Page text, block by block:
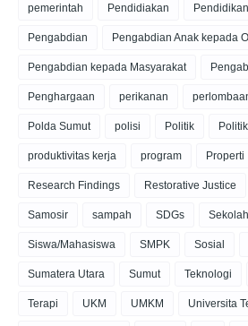
pemerintah Pendidiakan Pendidikan
Pengabdian Pengabdian Anak kepada
Pengabdian kepada Masyarakat
Penghargaan perikanan
Polda Sumut polisi Politik
produktivitas kerja program Properti
Research Findings Restorative Justice
Samosir sampah SDGs
Siswa/Mahasiswa SMPK Sosial
Sumatera Utara Sumut Teknologi
Terapi UKM UMKM Universita